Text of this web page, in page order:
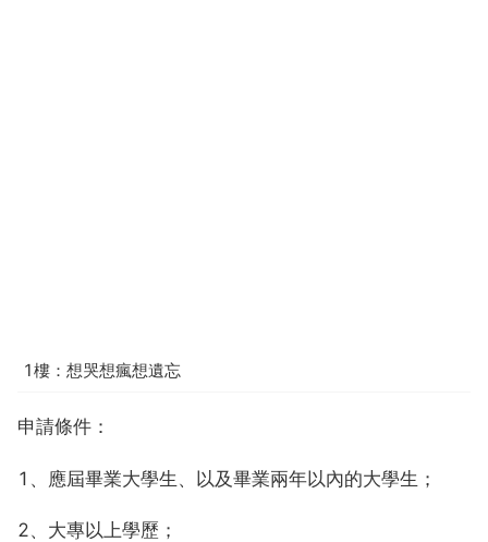
1樓：想哭想瘋想遺忘
申請條件：
1、應屆畢業大學生、以及畢業兩年以內的大學生；
2、大專以上學歷；